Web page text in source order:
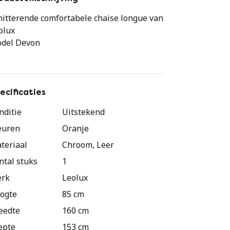
comfortabele chaise longue van
Devon
rug - als armdelen zijn verstelbaar.
zeer voordelig voor €3750,-!
Uitstekend
Oranje
Chroom, Leer
stuks
1
Leolux
85 cm
160 cm
153 cm